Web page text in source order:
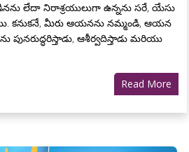
లేదా నిరాశ్రయులుగా ఉన్నను సరే, యేసు
కనుకనే, మీరు ఆయనను నమ్మండి, ఆయన
పునరుద్ధరిస్తాడు, ఆశీర్వదిస్తాడు మరియు
Read More